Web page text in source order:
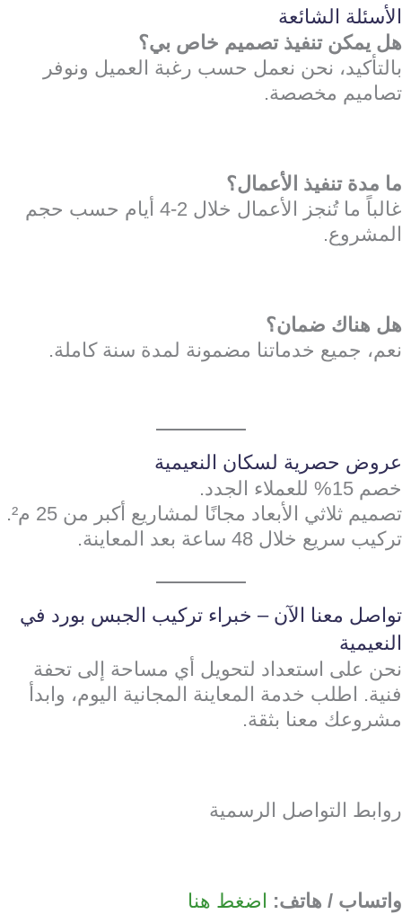
الأسئلة الشائعة
هل يمكن تنفيذ تصميم خاص بي؟
بالتأكيد، نحن نعمل حسب رغبة العميل ونوفر
تصاميم مخصصة.
ما مدة تنفيذ الأعمال؟
غالباً ما تُنجز الأعمال خلال 2-4 أيام حسب حجم
المشروع.
هل هناك ضمان؟
نعم، جميع خدماتنا مضمونة لمدة سنة كاملة.
عروض حصرية لسكان النعيمية
خصم 15% للعملاء الجدد.
تصميم ثلاثي الأبعاد مجانًا لمشاريع أكبر من 25 م².
تركيب سريع خلال 48 ساعة بعد المعاينة.
تواصل معنا الآن – خبراء تركيب الجبس بورد في
النعيمية
نحن على استعداد لتحويل أي مساحة إلى تحفة
فنية. اطلب خدمة المعاينة المجانية اليوم، وابدأ
مشروعك معنا بثقة.
روابط التواصل الرسمية
واتساب / هاتف: اضغط هنا